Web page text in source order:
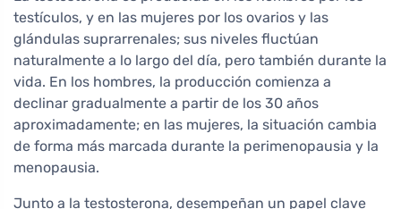
testículos, y en las mujeres por los ovarios y las
glándulas suprarrenales; sus niveles fluctúan
naturalmente a lo largo del día, pero también durante la
vida. En los hombres, la producción comienza a
declinar gradualmente a partir de los 30 años
aproximadamente; en las mujeres, la situación cambia
de forma más marcada durante la perimenopausia y la
menopausia.
Junto a la testosterona, desempeñan un papel clave